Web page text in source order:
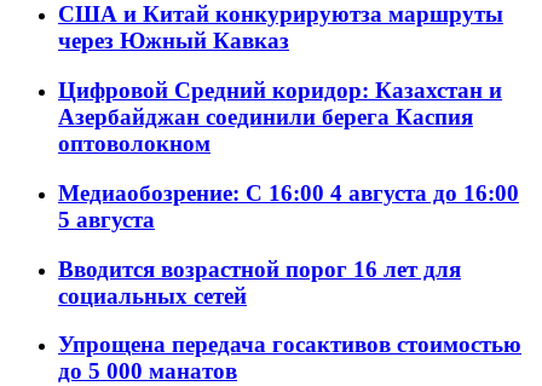
США и Китай конкурируютза маршруты
через Южный Кавказ
Цифровой Средний коридор: Казахстан и
Азербайджан соединили берега Каспия
оптоволокном
Медиаобозрение: С 16:00 4 августа до 16:00
5 августа
Вводится возрастной порог 16 лет для
социальных сетей
Упрощена передача госактивов стоимостью
до 5 000 манатов